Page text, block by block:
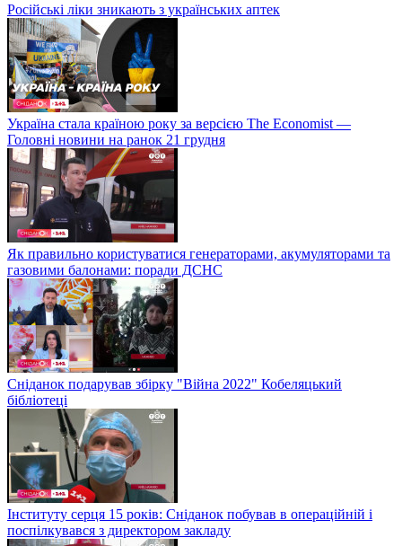
Російські ліки зникають з українських аптек
Україна стала країною року за версією The Economist —
Головні новини на ранок 21 грудня
Як правильно користуватися генераторами, акумуляторами та
газовими балонами: поради ДСНС
Сніданок подарував збірку "Війна 2022" Кобеляцький
бібліотеці
Інституту серця 15 років: Сніданок побував в операційній і
поспілкувався з директором закладу